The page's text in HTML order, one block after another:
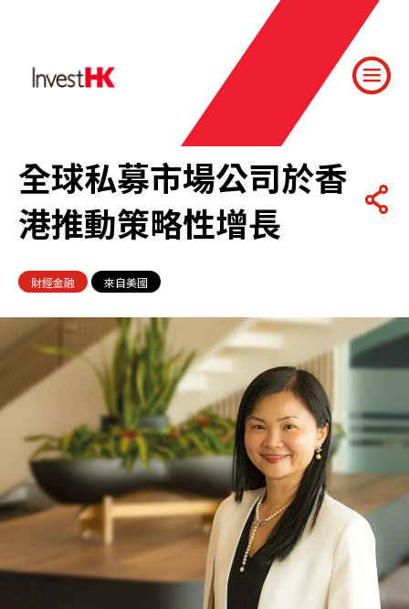
全球私募市場公司於香
港推動策略性增長
財經金融 來自美國